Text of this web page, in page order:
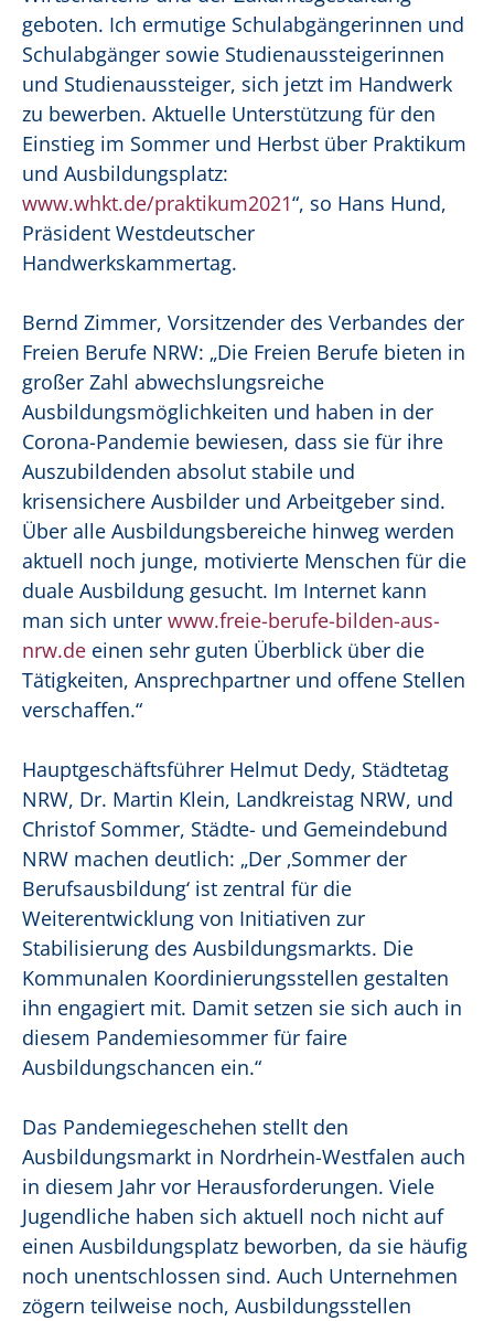
geboten. Ich ermutige Schulabgängerinnen und
Schulabgänger sowie Studienaussteigerinnen
und Studienaussteiger, sich jetzt im Handwerk
zu bewerben. Aktuelle Unterstützung für den
Einstieg im Sommer und Herbst über Praktikum
und Ausbildungsplatz:
www.whkt.de/praktikum2021“, so Hans Hund,
Präsident Westdeutscher
Handwerkskammertag.
Bernd Zimmer, Vorsitzender des Verbandes der
Freien Berufe NRW: „Die Freien Berufe bieten in
großer Zahl abwechslungsreiche
Ausbildungsmöglichkeiten und haben in der
Corona-Pandemie bewiesen, dass sie für ihre
Auszubildenden absolut stabile und
krisensichere Ausbilder und Arbeitgeber sind.
Über alle Ausbildungsbereiche hinweg werden
aktuell noch junge, motivierte Menschen für die
duale Ausbildung gesucht. Im Internet kann
man sich unter www.freie-berufe-bilden-aus-
nrw.de einen sehr guten Überblick über die
Tätigkeiten, Ansprechpartner und offene Stellen
verschaffen.“
Hauptgeschäftsführer Helmut Dedy, Städtetag
NRW, Dr. Martin Klein, Landkreistag NRW, und
Christof Sommer, Städte- und Gemeindebund
NRW machen deutlich: „Der ‚Sommer der
Berufsausbildung‘ ist zentral für die
Weiterentwicklung von Initiativen zur
Stabilisierung des Ausbildungsmarkts. Die
Kommunalen Koordinierungsstellen gestalten
ihn engagiert mit. Damit setzen sie sich auch in
diesem Pandemiesommer für faire
Ausbildungschancen ein.“
Das Pandemiegeschehen stellt den
Ausbildungsmarkt in Nordrhein-Westfalen auch
in diesem Jahr vor Herausforderungen. Viele
Jugendliche haben sich aktuell noch nicht auf
einen Ausbildungsplatz beworben, da sie häufig
noch unentschlossen sind. Auch Unternehmen
zögern teilweise noch, Ausbildungsstellen